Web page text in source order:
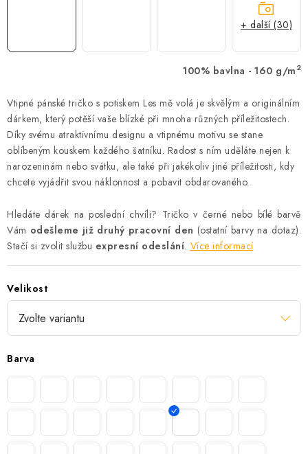
100% bavlna - 160 g/m 2
Vtipné pánské tričko s potiskem Les mě volá je skvělým a originálním
dárkem, který potěší vaše blízké při mnoha různých příležitostech.
Díky svému atraktivnímu designu a vtipnému motivu se stane
oblíbeným kouskem každého šatníku. Radost s ním uděláte nejen k
narozeninám nebo svátku, ale také při jakékoliv jiné příležitosti, kdy
chcete vyjádřit svou náklonnost a pobavit obdarovaného.
Hledáte dárek na poslední chvíli? Tričko v černé nebo bílé barvě
Vám odešleme již druhý pracovní den (ostatní barvy na dotaz).
Stačí si zvolit službu expresní odeslání. Více informací
Velikost
Barva
+ další (30)